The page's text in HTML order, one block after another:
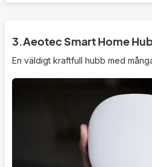
3.Aeotec Smart Home
En väldigt kraftfull hubb med